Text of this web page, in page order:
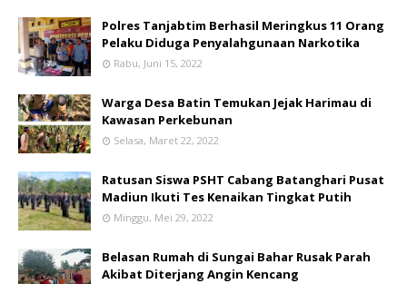
Polres Tanjabtim Berhasil Meringkus 11 Orang
Pelaku Diduga Penyalahgunaan Narkotika
Rabu, Juni 15, 2022
Warga Desa Batin Temukan Jejak Harimau di
Kawasan Perkebunan
Selasa, Maret 22, 2022
Ratusan Siswa PSHT Cabang Batanghari Pusat
Madiun Ikuti Tes Kenaikan Tingkat Putih
Minggu, Mei 29, 2022
Belasan Rumah di Sungai Bahar Rusak Parah
Akibat Diterjang Angin Kencang